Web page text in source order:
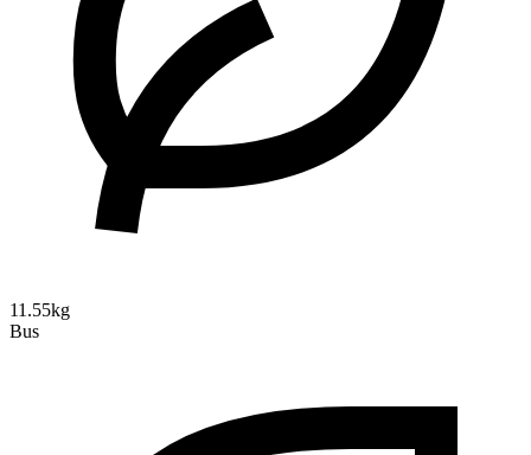
11.55kg
Bus